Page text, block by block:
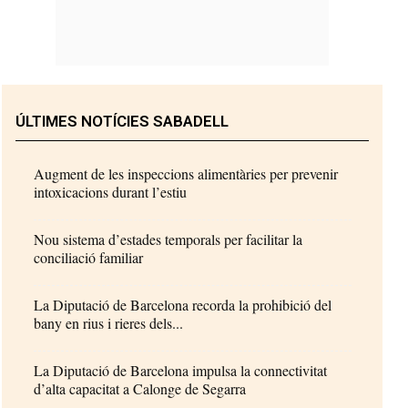
ÚLTIMES NOTÍCIES SABADELL
Augment de les inspeccions alimentàries per prevenir
intoxicacions durant l’estiu
Nou sistema d’estades temporals per facilitar la
conciliació familiar
La Diputació de Barcelona recorda la prohibició del
bany en rius i rieres dels...
La Diputació de Barcelona impulsa la connectivitat
d’alta capacitat a Calonge de Segarra